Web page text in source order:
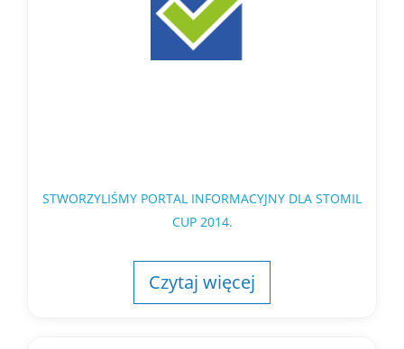
STWORZYLIŚMY PORTAL INFORMACYJNY DLA STOMIL
CUP 2014.
Czytaj więcej